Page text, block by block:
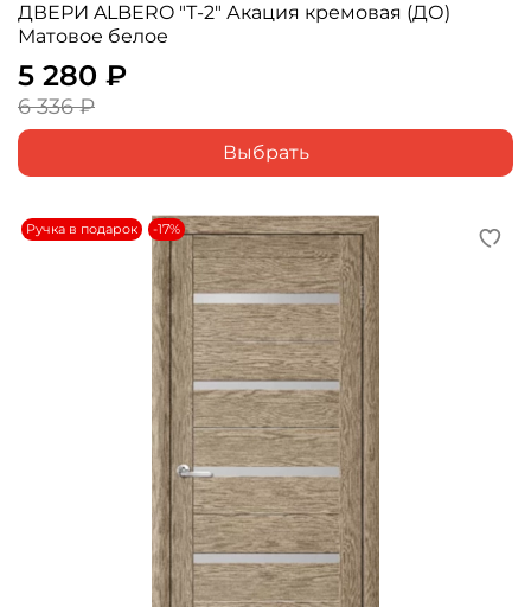
ДВЕРИ ALBERO "Т-2" Акация кремовая (ДО)
Матовое белое
5 280 ₽
6 336 ₽
Выбрать
Ручка в подарок -17%